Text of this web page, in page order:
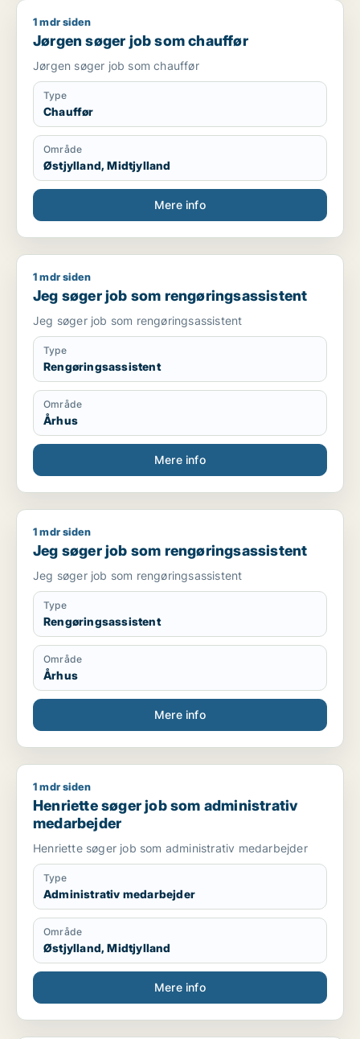
store driftsprocesser. Jeg er dygtig til IP-
informationsstyring, herunder gennemgang af
håndhævelsesstrategier.
Jørgen søger job som chauffør
1 mdr siden
Jørgen søger job som chauffør
Jørgen søger job som chauffør
Type
Chauffør
Område
Østjylland, Midtjylland
Mere info
Jeg søger job som rengøringsassistent
1 mdr siden
Jeg søger job som rengøringsassistent
Jeg søger job som rengøringsassistent
Type
Rengøringsassistent
Område
Århus
Mere info
Jeg søger job som rengøringsassistent
1 mdr siden
Jeg søger job som rengøringsassistent
Jeg søger job som rengøringsassistent
Type
Rengøringsassistent
Område
Århus
Mere info
Henriette søger job som administrativ medarbejder
1 mdr siden
Henriette søger job som administrativ
medarbejder
Henriette søger job som administrativ medarbejder
Type
Administrativ medarbejder
Område
Østjylland, Midtjylland
Mere info